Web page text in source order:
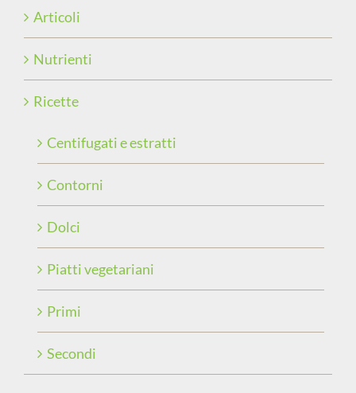
Articoli
Nutrienti
Ricette
Centifugati e estratti
Contorni
Dolci
Piatti vegetariani
Primi
Secondi